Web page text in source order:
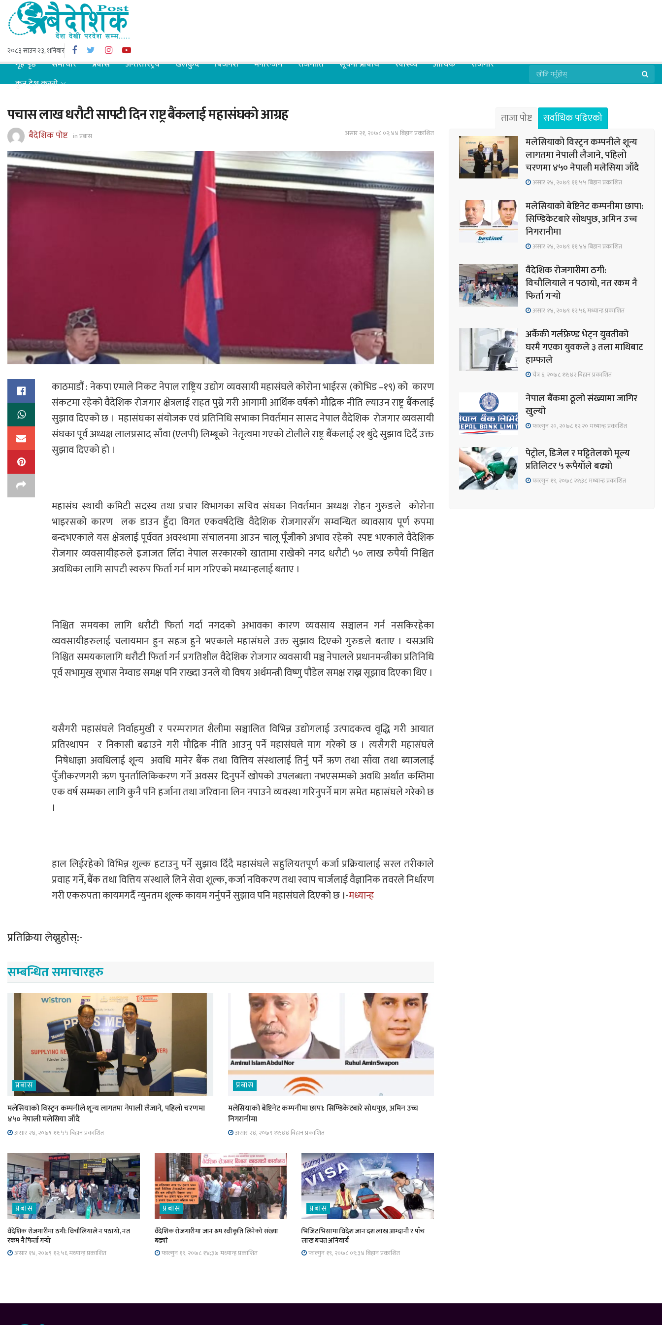
२०८३ साउन २३, शनिबार
गृह पृष्ठ समाचार प्रबास अन्तरास्ट्रिय खेलकुद बिजनेश मनोरन्जन राजनीति सूचना प्रबिधि स्वास्थ्य आर्थिक
रोजगार
कुन देश कस्तो
पचास लाख धरौटी सापटी दिन राष्ट्र बैंकलाई महासंघको आग्रह
बैदेशिक पोष्ट inप्रबास असार २१, २०७८ ०२;४४ बिहान प्रकाशित
काठमाडौं : नेकपा एमाले निकट नेपाल राष्ट्रिय उद्योग व्यवसायी महासंघले कोरोना भाईरस (कोभिड –१९) को कारण
संकटमा रहेको वैदेशिक रोजगार क्षेत्रलाई राहत पुग्ने गरी आगामी आर्थिक वर्षको मौद्रिक नीति ल्याउन राष्ट्र बैंकलाई
सुझाव दिएको छ । महासंघका संयोजक एवं प्रतिनिधि सभाका निवर्तमान सासद नेपाल वैदेशिक रोजगार व्यवसायी
संघका पूर्व अध्यक्ष लालप्रसाद साँवा (एलपी) लिम्बूको नेतृत्वमा गएको टोलीले राष्ट्र बैंकलाई २१ बुंदे सुझाव दिदैं उक्त
सुझाव दिएको हो ।
महासंघ स्थायी कमिटी सदस्य तथा प्रचार विभागका सचिव संघका निवर्तमान अध्यक्ष रोहन गुरुङले कोरोना
भाइरसको कारण लक डाउन हुँदा विगत एकवर्षदेखि वैदेशिक रोजगारसँग सम्वन्धित व्यावसाय पूर्ण रुपमा
बन्दभएकाले यस क्षेत्रलाई पूर्ववत अवस्थामा संचालनमा आउन चालू पूँजीको अभाव रहेको स्पष्ट भएकाले वैदेशिक
रोजगार व्यवसायीहरुले इजाजत लिँदा नेपाल सरकारको खातामा राखेको नगद धरौटी ५० लाख रुपैयाँ निश्चित
अवधिका लागि सापटी स्वरुप फिर्ता गर्न माग गरिएको मध्यान्हलाई बताए ।
निश्चित समयका लागि धरौटी फिर्ता गर्दा नगदको अभावका कारण व्यवसाय सञ्चालन गर्न नसकिरहेका
व्यवसायीहरुलाई चलायमान हुन सहज हुने भएकाले महासंघले उक्त सुझाव दिएको गुरुङले बताए । यसअघि
निश्चित समयकालागि धरौटी फिर्ता गर्न प्रगतिशील वैदेशिक रोजगार व्यवसायी मञ्च नेपालले प्रधानमन्त्रीका प्रतिनिधि
पूर्व सभामुख सुभास नेम्वाड समक्ष पनि राख्दा उनले यो विषय अर्थमन्त्री विष्णु पौडेल समक्ष राख्न सूझाव दिएका थिए ।
यसैगरी महासंघले निर्वाहमुखी र परम्परागत शैलीमा सञ्चालित विभिन्न उद्योगलाई उत्पादकत्व वृद्धि गरी आयात
प्रतिस्थापन र निकासी बढाउने गरी मौद्रिक नीति आउनु पर्ने महासंघले माग गरेको छ । त्यसैगरी महासंघले
निषेधाज्ञा अवधिलाई शून्य अवधि मानेर बैंक तथा वित्तिय संस्थालाई तिर्नु पर्ने ऋण तथा साँवा तथा ब्याजलाई
पुँजीकरणगरी ऋण पुनर्तालिकिकरण गर्ने अवसर दिनुपर्ने खोपको उपलब्धता नभएसम्मको अवधि अर्थात कम्तिमा
एक वर्ष सम्मका लागि कुनै पनि हर्जाना तथा जरिवाना लिन नपाउने व्यवस्था गरिनुपर्ने माग समेत महासंघले गरेको छ
।
हाल लिईरहेको विभिन्न शुल्क हटाउनु पर्ने सुझाव दिँदै महासंघले सहुलियतपूर्ण कर्जा प्रक्रियालाई सरल तरीकाले
प्रवाह गर्ने, बैंक तथा वित्तिय संस्थाले लिने सेवा शूल्क, कर्जा नविकरण तथा स्वाप चार्जलाई वैज्ञानिक तवरले निर्धारण
गरी एकरुपता कायमगर्दै न्युनतम शूल्क कायम गर्नुपर्ने सुझाव पनि महासंघले दिएको छ ।-मध्यान्ह
प्रतिक्रिया लेख्नुहोस्:-
सम्बन्धित समाचारहरु
प्रबास
मलेसियाको विस्ट्रन कम्पनीले शून्य लागतमा नेपाली लैजाने, पहिलो चरणमा
४५० नेपाली मलेसिया जाँदै
असार २४, २०७९ ११;५५ बिहान प्रकाशित
प्रबास
मलेसियाको बेष्टिनेट कम्पनीमा छापा: सिण्डिकेटबारे सोधपुछ, अमिन उच्च
निगरानीमा
असार २४, २०७९ ११;४४ बिहान प्रकाशित
प्रबास
वैदेशिक रोजगारीमा ठगी: विचौलियाले न पठायो, नत
रकम नै फिर्ता गर्‍यो
असार १४, २०७९ १२;५६ मध्यान्ह प्रकाशित
प्रबास
वैदेशिक रोजगारीमा जान श्रम स्वीकृति लिनेको संख्या
बढ्याे
फाल्गुन १९, २०७८ १४;३७ मध्यान्ह प्रकाशित
प्रबास
भिजिट भिसामा विदेश जान दश लाख आम्दानी र पाँच
लाख बचत अनिवार्य
फाल्गुन १९, २०७८ ०९;३४ बिहान प्रकाशित
ताजा पोष्ट
सर्वाधिक पढिएको
मलेसियाको विस्ट्रन कम्पनीले शून्य
लागतमा नेपाली लैजाने, पहिलो
चरणमा ४५० नेपाली मलेसिया जाँदै
असार २४, २०७९ ११;५५ बिहान प्रकाशित
मलेसियाको बेष्टिनेट कम्पनीमा छापा:
सिण्डिकेटबारे सोधपुछ, अमिन उच्च
निगरानीमा
असार २४, २०७९ ११;४४ बिहान प्रकाशित
वैदेशिक रोजगारीमा ठगी:
विचौलियाले न पठायो, नत रकम नै
फिर्ता गर्‍यो
असार १४, २०७९ १२;५६ मध्यान्ह प्रकाशित
अर्कैकी गर्लफ्रेण्ड भेट्न युवतीको
घरमै गएका युवकले ३ तला माथिबाट
हाम्फाले
चैत्र ६, २०७८ ११;४२ बिहान प्रकाशित
नेपाल बैंकमा ठूलो संख्यामा जागिर
खुल्यो
फाल्गुन २०, २०७८ १२;२० मध्यान्ह प्रकाशित
पेट्रोल, डिजेल र मट्टितेलको मूल्य
प्रतिलिटर ५ रूपैयाँले बढ्यो
फाल्गुन १९, २०७८ २१;३८ मध्यान्ह प्रकाशित